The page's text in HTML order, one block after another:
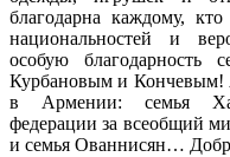
благодарна каждому,
национальностей и
особую благодарность
Курбановым и Кончевым!
в Армении: семья
федерации за всеобщий
и семья Ованнисян…